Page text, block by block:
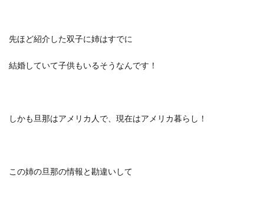
先ほど紹介した双子に姉はすでに
結婚していて子供もいるそうなんです！
しかも旦那はアメリカ人で、現在はアメリカ暮らし！
この姉の旦那の情報と勘違いして